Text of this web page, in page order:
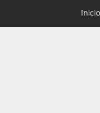
Inicio